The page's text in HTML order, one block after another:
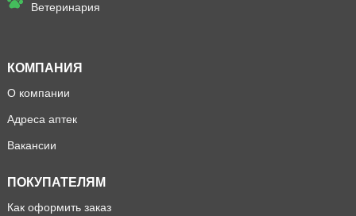
Ветеринария
КОМПАНИЯ
О компании
Адреса аптек
Вакансии
ПОКУПАТЕЛЯМ
Как оформить заказ